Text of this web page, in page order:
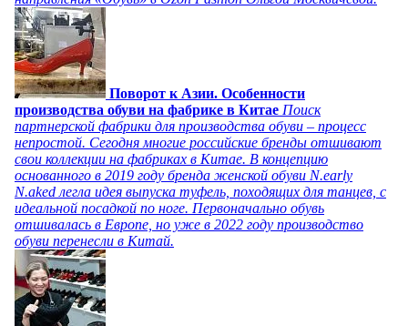
Поворот к Азии. Особенности
производства обуви на фабрике в Китае Поиск
партнерской фабрики для производства обуви – процесс
непростой. Сегодня многие российские бренды отшивают
свои коллекции на фабриках в Китае. В концепцию
основанного в 2019 году бренда женской обуви N.early
N.aked легла идея выпуска туфель, походящих для танцев, с
идеальной посадкой по ноге. Первоначально обувь
отшивалась в Европе, но уже в 2022 году производство
обуви перенесли в Китай.